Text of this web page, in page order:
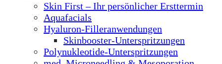
Skin First – Ihr persönlicher Ersttermin
Aquafacials
Hyaluron-Filleranwendungen
Skinbooster-Unterspritzungen
Polynukleotide-Unterspritzungen